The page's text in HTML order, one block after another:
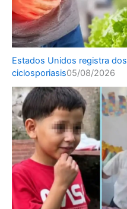
Estados Unidos registra
ciclosporiasis05/08/2026